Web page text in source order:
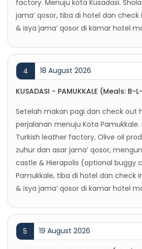
factory. Menuju kota Kusadasi.
jama’ qosor, tiba di hotel dan
& isya jama’ qosor di kamar hotel
4 18 August 2026
KUSADASI - PAMUKKALE (Meals: B-
Setelah makan pagi dan check out
perjalanan menuju Kota Pamukkale.
Turkish leather factory, Olive oil
zuhur dan asar jama’ qosor,
castle & Hierapolis (optional buggy
Pamukkale, tiba di hotel dan check
& isya jama’ qosor di kamar hotel
5 19 August 2026